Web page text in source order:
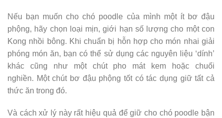
Nếu bạn muốn cho chó poodle của mình một ít bơ đậu
phộng, hãy chọn loại mịn, giới hạn số lượng cho một con
Kong nhồi bông. Khi chuẩn bị hỗn hợp cho món nhai giải
phóng món ăn, bạn có thể sử dụng các nguyên liệu ‘dính’
khác cũng như một chút pho mát kem hoặc chuối
nghiền. Một chút bơ đậu phộng tốt có tác dụng giữ tất cả
thức ăn trong đó.
Và cách xử lý này rất hiệu quả để giữ cho chó poodle bận